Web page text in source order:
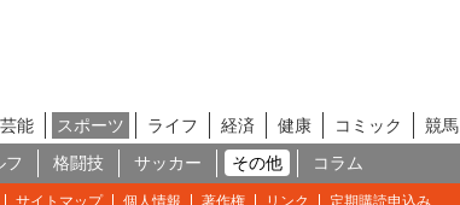
芸能 スポーツ ライフ 経済 健康 コミック 競馬
フ 格闘技 サッカー その他 コラム
サイトマップ 個人情報 著作権 リンク 定期購読申込み